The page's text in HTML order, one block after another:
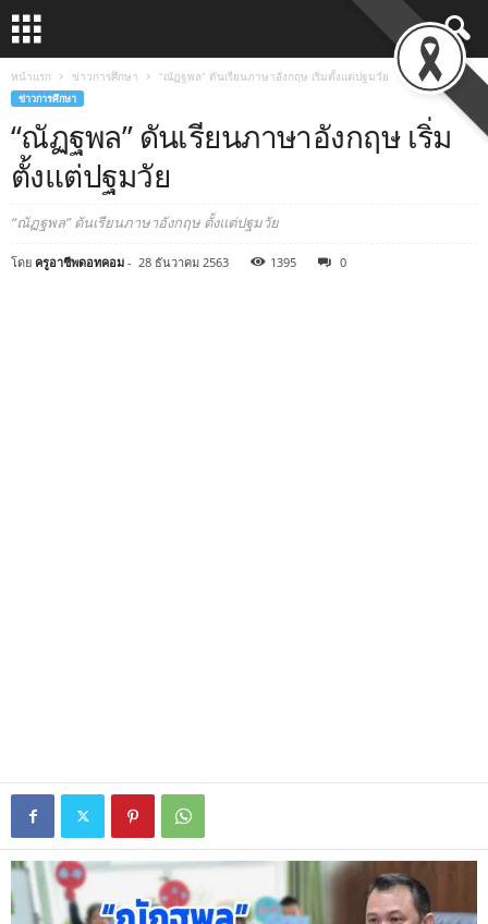
หน้าแรก ข่าวการศึกษา “ณัฏฐพล” ดันเรียนภาษาอังกฤษ เริ่มตั้งแต่ปฐมวัย
ข่าวการศึกษา
“ณัฏฐพล” ดันเรียนภาษาอังกฤษ เริ่ม
ตั้งแต่ปฐมวัย
“ณัฏฐพล” ดันเรียนภาษาอังกฤษ ตั้งแต่ปฐมวัย
โดย ครูอาชีพดอทคอม - 28 ธันวาคม 2563 1395 0